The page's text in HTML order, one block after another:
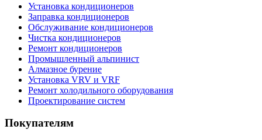
Установка кондиционеров
Заправка кондиционеров
Обслуживание кондиционеров
Чистка кондиционеров
Ремонт кондиционеров
Промышленный альпинист
Алмазное бурение
Установка VRV и VRF
Ремонт холодильного оборудования
Проектирование систем
Покупателям